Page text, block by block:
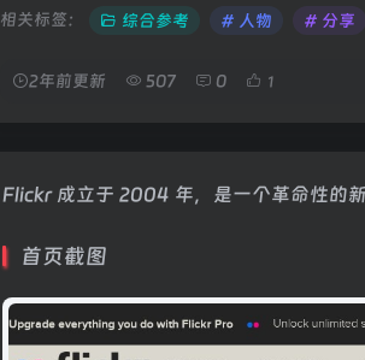
相关标签： 综合参考 # 人物 # 分享
2年前更新 507 0 1
Flickr 成立于 2004 年，是一个革命性的
首页截图